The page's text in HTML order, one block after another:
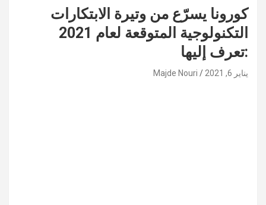
كورونا يسرّع من وتيرة الابتكارات
التكنولوجية المتوقعة لعام 2021
:تعرف إليها
يناير 6, 2021 Majde Nouri